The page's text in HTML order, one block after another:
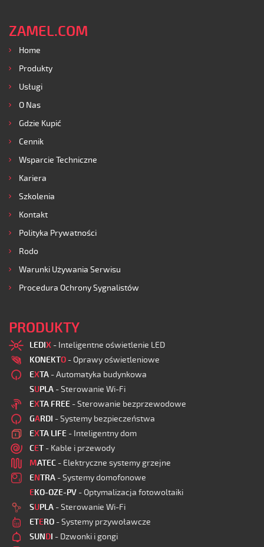
ZAMEL.COM
Home
Produkty
Usługi
O Nas
Gdzie Kupić
Cennik
Wsparcie Techniczne
Kariera
Szkolenia
Kontakt
Polityka Prywatności
Rodo
Warunki Używania Serwisu
Procedura Ochrony Sygnalistów
PRODUKTY
LEDIX - Inteligentne oświetlenie LED
KONEKTO - Oprawy oświetleniowe
EXTA - Automatyka budynkowa
SUPLA - Sterowanie Wi-Fi
EXTA FREE - Sterowanie bezprzewodowe
GARDI - Systemy bezpieczeństwa
EXTA LIFE - Inteligentny dom
CET - Kable i przewody
MATEC - Elektryczne systemy grzejne
ENTRA - Systemy domofonowe
EKO-OZE-PV - Optymalizacja fotowoltaiki
SUPLA - Sterowanie Wi-Fi
ETERO - Systemy przywoławcze
SUNDI - Dzwonki i gongi